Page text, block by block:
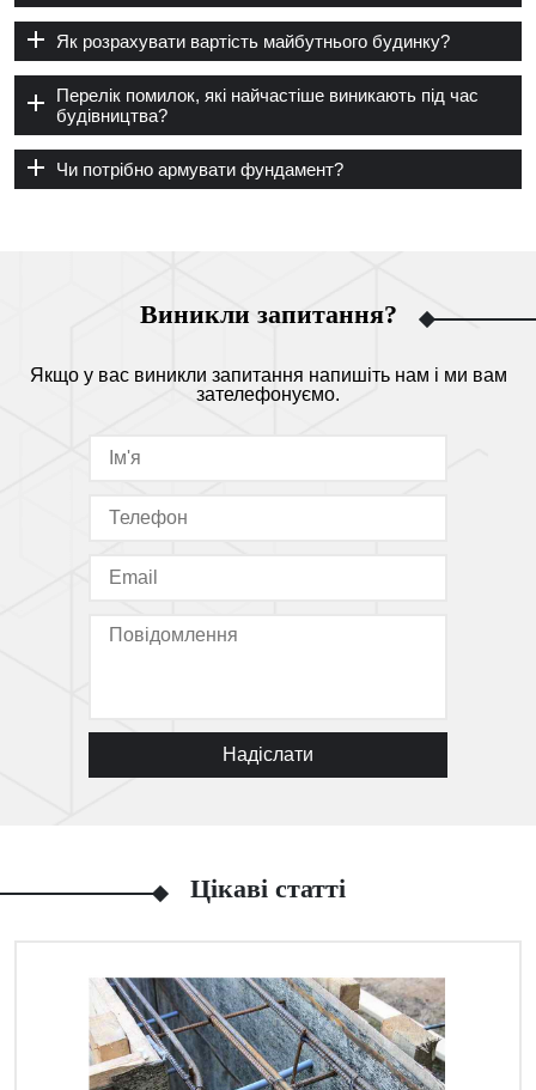
Як розрахувати вартість майбутнього будинку?
Перелік помилок, які найчастіше виникають під час
будівництва?
Чи потрібно армувати фундамент?
Виникли запитання?
Якщо у вас виникли запитання напишіть нам і ми вам
зателефонуємо.
Надіслати
Цікаві статті